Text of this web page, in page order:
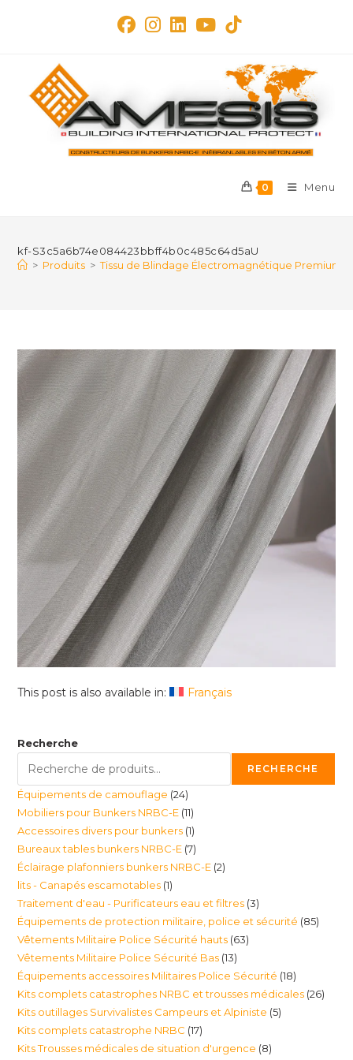
0 Menu
kf-S3c5a6b74e084423bbff4b0c485c64d5aU
> Produits > Tissu de Blindage Électromagnétique Premium
This post is also available in: Français
Recherche
RECHERCHE
Équipements de camouflage 2424
produits
Mobiliers pour Bunkers NRBC-E 1111
produits
Accessoires divers pour bunkers 11
produit
Bureaux tables bunkers NRBC-E 77
produits
Éclairage plafonniers bunkers NRBC-E 22
lits - Canapés escamotables 11
produit
Traitement d'eau - Purificateurs eau et filtres 33
produits
Équipements de protection militaire, police et sécurité 8585
Vêtements Militaire Police Sécurité hauts 6363
Vêtements Militaire Police Sécurité Bas 1313
produits
Équipements accessoires Militaires Police Sécurité 1818
produits
Kits complets catastrophes NRBC et trousses médicales 2626
Kits outillages Survivalistes Campeurs et Alpiniste 55
Kits complets catastrophe NRBC 1717
produits
Kits Trousses médicales de situation d'urgence 88